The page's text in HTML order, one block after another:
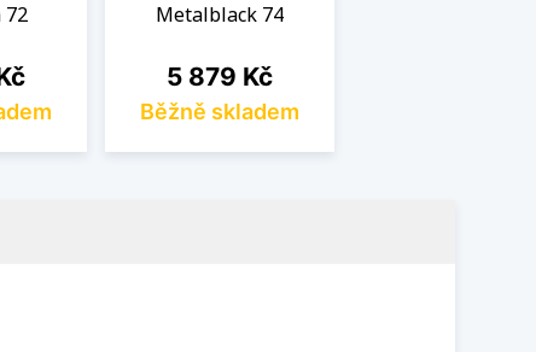
Metalblack 74
Cena
5 879 Kč
Běžně skladem